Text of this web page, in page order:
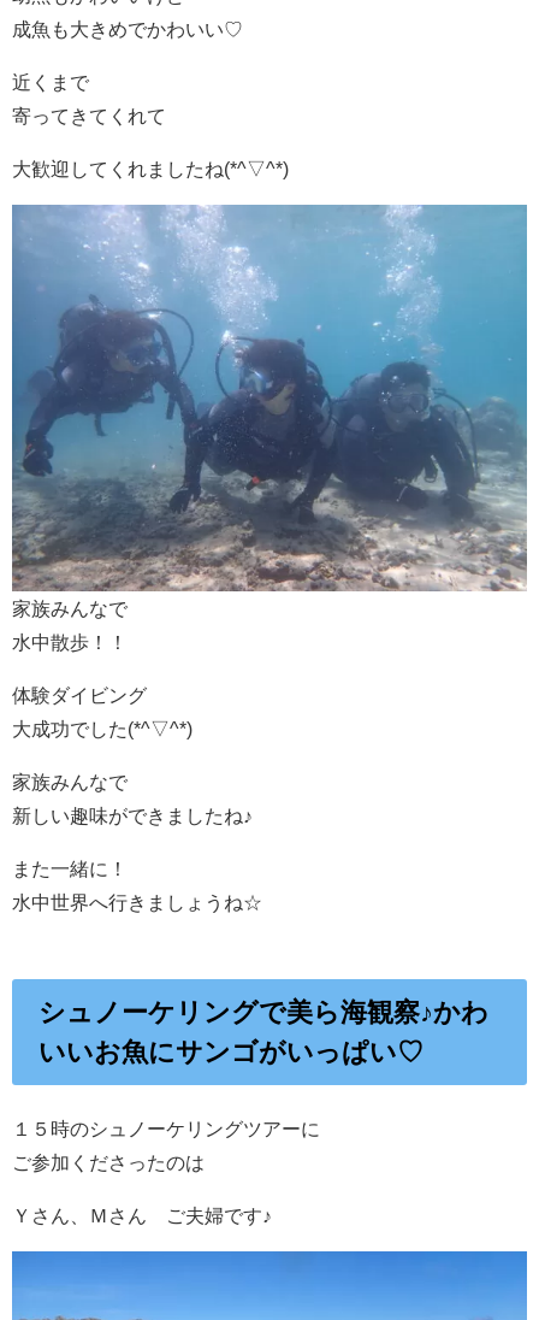
成魚も大きめでかわいい♡
近くまで
寄ってきてくれて
大歓迎してくれましたね(*^▽^*)
家族みんなで
水中散歩！！
体験ダイビング
大成功でした(*^▽^*)
家族みんなで
新しい趣味ができましたね♪
また一緒に！
水中世界へ行きましょうね☆
シュノーケリングで美ら海観察♪かわ
いいお魚にサンゴがいっぱい♡
１５時のシュノーケリングツアーに
ご参加くださったのは
Ｙさん、Ｍさん ご夫婦です♪